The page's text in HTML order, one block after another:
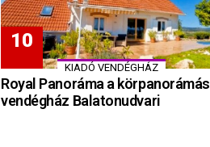
KIADÓ VENDÉGHÁZ
Royal Panoráma a körpanorámás
vendégház Balatonudvari